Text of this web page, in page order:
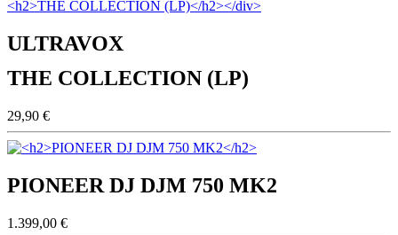
ULTRAVOX
THE COLLECTION (LP)
29,90 €
PIONEER DJ DJM 750 MK2
1.399,00 €